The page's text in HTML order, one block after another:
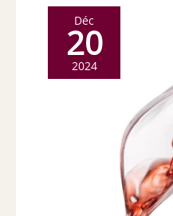
Déc
20
2024